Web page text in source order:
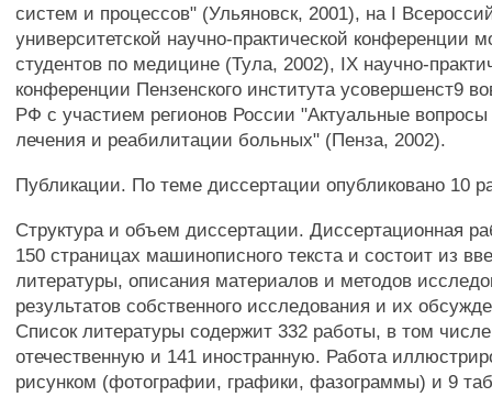
систем и процессов" (Ульяновск, 2001), на I
университетской научно-практической конференции
студентов по медицине (Тула, 2002), IX научно-
конференции Пензенского института усовершенст9
РФ с участием регионов России "Актуальные вопросы
лечения и реабилитации больных" (Пенза, 2002).
Публикации. По теме диссертации опубликовано 10
Структура и объем диссертации. Диссертационная
150 страницах машинописного текста и состоит из
литературы, описания материалов и методов
результатов собственного исследования и их
Список литературы содержит 332 работы, в том
отечественную и 141 иностранную. Работа
рисунком (фотографии, графики, фазограммы) и 9